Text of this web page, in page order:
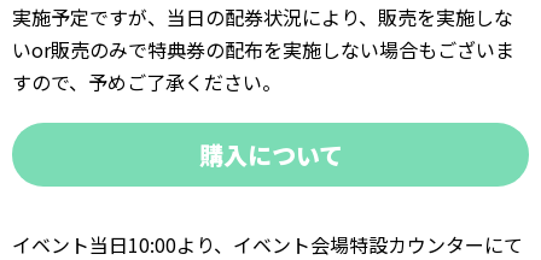
実施予定ですが、当日の配券状況により、販売を実施しな
いor販売のみで特典券の配布を実施しない場合もございま
すので、予めご了承ください。
購入について
イベント当日10:00より、イベント会場特設カウンターにて